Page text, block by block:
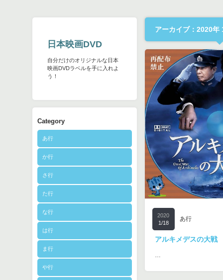
日本映画DVD
自分だけのオリジナルな日本
映画DVDラベルを手に入れよ
う！
Category
あ行
か行
さ行
た行
な行
は行
ま行
や行
アーカイブ：2020年
2020
1/18
あ行
アルキメデスの大戦
…